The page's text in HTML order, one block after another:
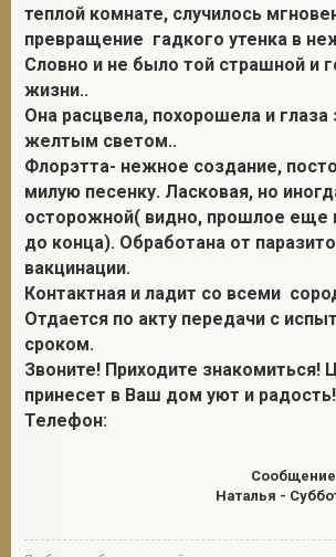
теплой комнате, случилось
превращение гадкого утенка в
Словно и не было той страшной и
жизни..
Она расцвела, похорошела и глаза
желтым светом..
Флорэтта- нежное создание,
милую песенку. Ласковая, но
осторожной( видно, прошлое еще
до конца). Обработана от
вакцинации.
Контактная и ладит со всеми
Отдается по акту передачи с
сроком.
Звоните! Приходите знакомиться!
принесет в Ваш дом уют и радость!
Телефон:
Сообщение
Наталья -